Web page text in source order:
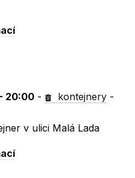
20:00 - kontejnery -
v ulici Malá Lada